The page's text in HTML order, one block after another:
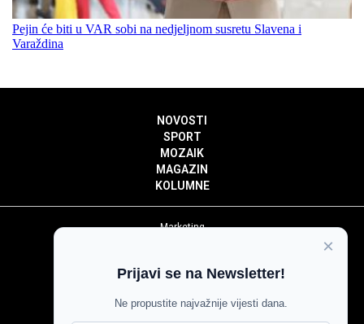
Pejin će biti u VAR sobi na nedjeljnom susretu Slavena i
Varaždina
NOVOSTI
SPORT
MOZAIK
MAGAZIN
KOLUMNE
Marketing
Impressum
Pravila komentiranja
×
Prijavi se na Newsletter!
Ne propustite najvažnije vijesti dana.